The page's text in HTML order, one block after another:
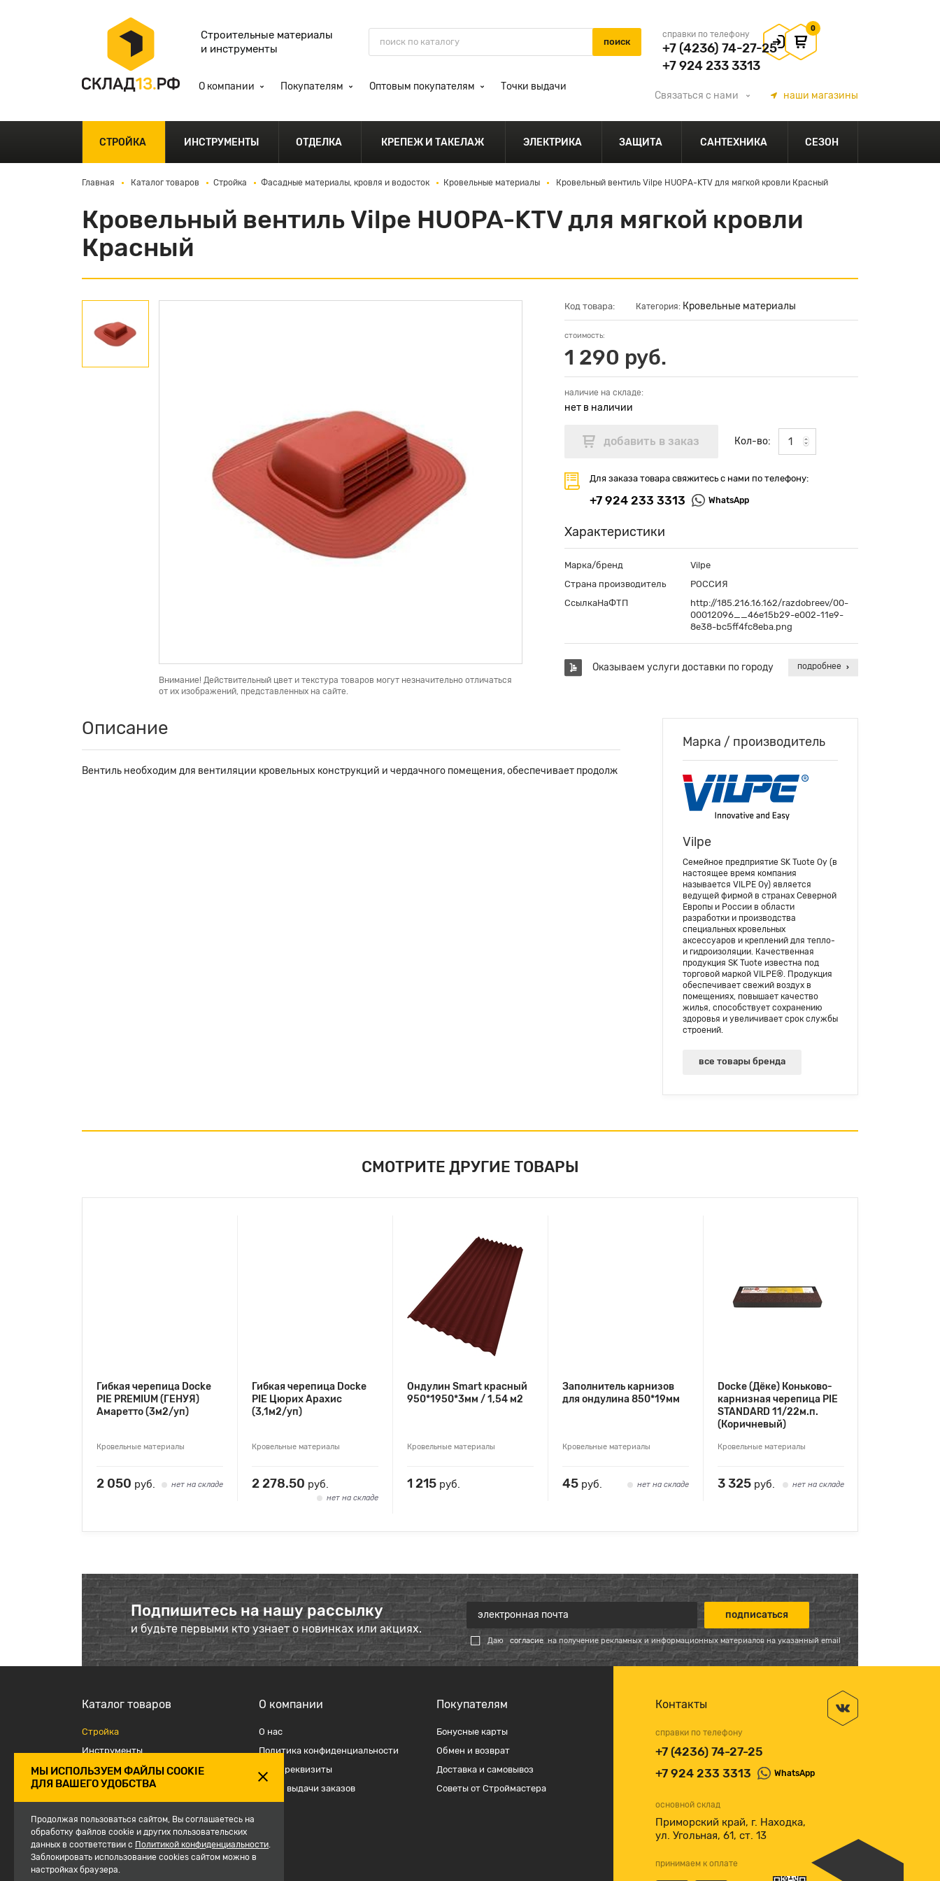
Строительные материалы
и инструменты
справки по телефону
+7 (4236) 74-27-25
+7 924 233 3313
0
О компании Покупателям Оптовым покупателям Точки выдачи
Связаться с нами наши магазины
СТРОЙКА ИНСТРУМЕНТЫ ОТДЕЛКА КРЕПЕЖ И ТАКЕЛАЖ ЭЛЕКТРИКА ЗАЩИТА САНТЕХНИКА СЕЗОН
Главная Каталог товаров Стройка Фасадные материалы, кровля и водосток Кровельные материалы Кровельный вентиль Vilpe HUOPA-KTV для мягкой кровли Красный
Кровельный вентиль Vilpe HUOPA-KTV для мягкой кровли
Красный
Внимание! Действительный цвет и текстура товаров могут незначительно отличаться
от их изображений, представленных на сайте.
Код товара: Категория: Кровельные материалы
стоимость:
1 290 руб.
наличие на складе:
нет в наличии
Кол-во:
Для заказа товара свяжитесь с нами по телефону:
+7 924 233 3313 WhatsApp
Характеристики
Марка/бренд
Vilpe
Страна производитель
РОССИЯ
СсылкаНаФТП
http://185.216.16.162/razdobreev/00-
00012096__46e15b29-e002-11e9-
8e38-bc5ff4fc8eba.png
Оказываем услуги доставки по городу подробнее
Описание
Вентиль необходим для вентиляции кровельных конструкций и чердачного помещения, обеспечивает продолж
Марка / производитель
Vilpe
Семейное предприятие SK Tuote Oy (в
настоящее время компания
называется VILPE Oy) является
ведущей фирмой в странах Северной
Европы и России в области
разработки и производства
специальных кровельных
аксессуаров и креплений для тепло-
и гидроизоляции. Качественная
продукция SK Tuote известна под
торговой маркой VILPE®. Продукция
обеспечивает свежий воздух в
помещениях, повышает качество
жилья, способствует сохранению
здоровья и увеличивает срок службы
строений.
все товары бренда
СМОТРИТЕ ДРУГИЕ ТОВАРЫ
Гибкая черепица Docke
PIE PREMIUM (ГЕНУЯ)
Амаретто (3м2/уп)
Кровельные материалы
2 050 руб. нет на складе
Гибкая черепица Docke
PIE Цюрих Арахис
(3,1м2/уп)
Кровельные материалы
2 278.50 руб.
нет на складе
Ондулин Smart красный
950*1950*3мм / 1,54 м2
Кровельные материалы
1 215 руб.
Заполнитель карнизов
для ондулина 850*19мм
Кровельные материалы
45 руб. нет на складе
Docke (Дёке) Коньково-
карнизная черепица PIE
STANDARD 11/22м.п.
(Коричневый)
Кровельные материалы
3 325 руб. нет на складе
Подпишитесь на нашу рассылку
и будьте первыми кто узнает о новинках или акциях.
Даю согласие на получение рекламных и информационных материалов на указанный email
Контакты
справки по телефону
+7 (4236) 74-27-25
+7 924 233 3313
WhatsApp
основной склад
Приморский край, г. Находка,
ул. Угольная, 61, ст. 13
принимаем к оплате
Каталог товаров
Стройка
Инструменты
Отделка
Крепеж и такелаж
Средства защиты, спецодежда
Сантехника
Сезон
О компании
О наc
Политика конфиденциальности
Наши реквизиты
Точки выдачи заказов
Покупателям
Бонусные карты
Обмен и возврат
Доставка и самовывоз
Советы от Строймастера
МЫ ИСПОЛЬЗУЕМ ФАЙЛЫ COOKIE
ДЛЯ ВАШЕГО УДОБСТВА
Продолжая пользоваться сайтом, Вы соглашаетесь на
обработку файлов cookie и других пользовательских
данных в соответствии с Политикой конфиденциальности.
Заблокировать использование cookies сайтом можно в
настройках браузера.